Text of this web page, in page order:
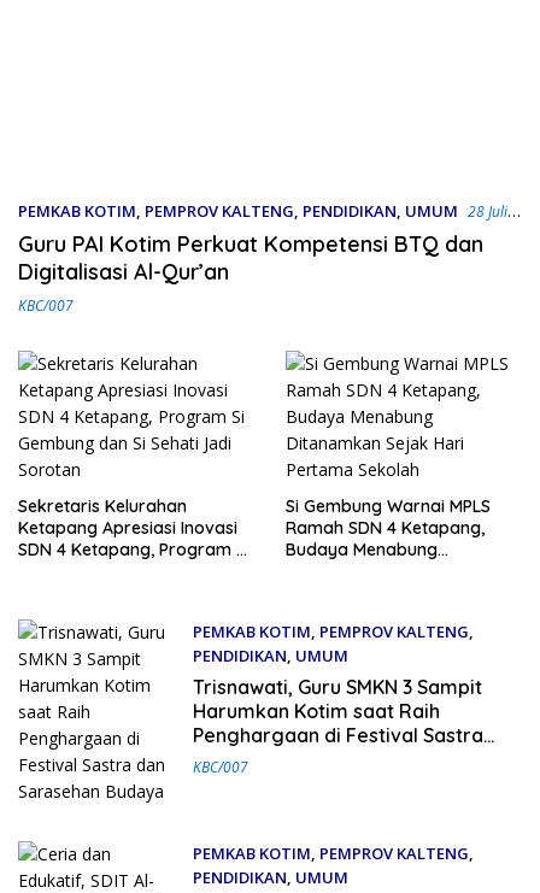
PEMKAB KOTIM, PEMPROV KALTENG, PENDIDIKAN, UMUM 28 Juli
2026
Guru PAI Kotim Perkuat Kompetensi BTQ dan
Digitalisasi Al-Qur’an
KBC/007
Sekretaris Kelurahan
Ketapang Apresiasi Inovasi
SDN 4 Ketapang, Program Si
Si Gembung Warnai MPLS
Ramah SDN 4 Ketapang,
Budaya Menabung
PEMKAB KOTIM, PEMPROV KALTENG,
PENDIDIKAN, UMUM
16 Juli 2026
Trisnawati, Guru SMKN 3 Sampit
Harumkan Kotim saat Raih
Penghargaan di Festival Sastra
dan Sarasehan Budaya
KBC/007
PEMKAB KOTIM, PEMPROV KALTENG,
PENDIDIKAN, UMUM